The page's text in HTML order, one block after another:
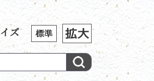
ズ